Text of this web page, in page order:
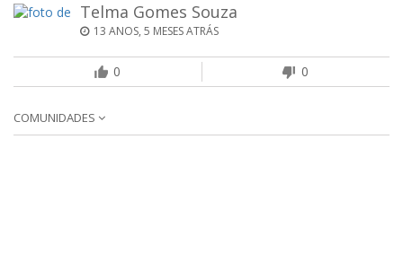
Telma Gomes Souza
13 ANOS, 5 MESES ATRÁS
0 0
COMUNIDADES